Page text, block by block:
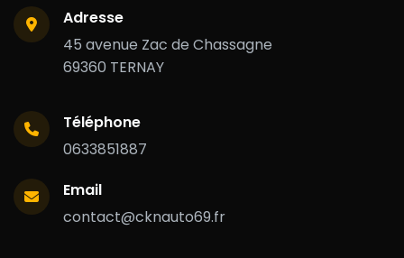
Adresse
45 avenue Zac de Chassagne
69360 TERNAY
Téléphone
0633851887
Email
contact@cknauto69.fr